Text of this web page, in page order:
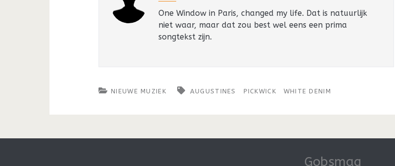
One Window in Paris, changed my life. Dat is natuurlijk
niet waar, maar dat zou best wel eens een prima
songtekst zijn.
NIEUWE MUZIEK AUGUSTINES PICKWICK WHITE DENIM
Gobsmag